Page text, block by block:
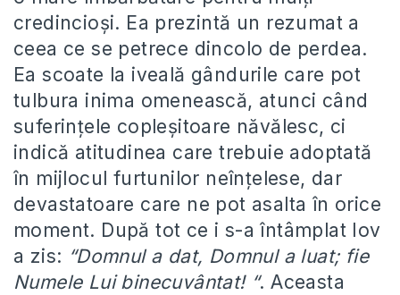
credincioși. Ea prezintă un rezumat a
ceea ce se petrece dincolo de perdea.
Ea scoate la iveală gândurile care pot
tulbura inima omenească, atunci când
suferințele copleșitoare năvălesc, ci
indică atitudinea care trebuie adoptată
în mijlocul furtunilor neînțelese, dar
devastatoare care ne pot asalta în orice
moment. După tot ce i s-a întâmplat Iov
a zis: “Domnul a dat, Domnul a luat; fie
Numele Lui binecuvântat! “. Aceasta